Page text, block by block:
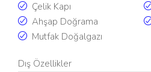
Çelik Kapı
Ahşap Doğrama
Mutfak Doğalgazı
Dış Özellikler